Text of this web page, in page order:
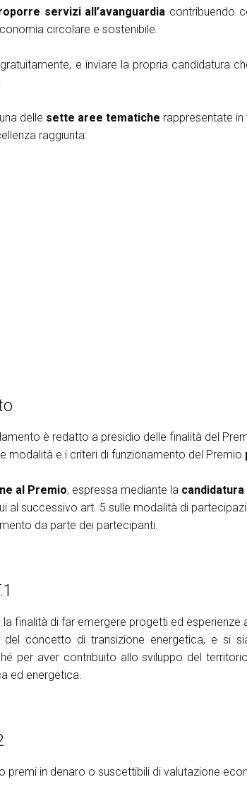
servizi all’avanguardia contribuendo
circolare e sostenibile.
e inviare la propria candidatura
delle sette aree tematiche rappresentate in
raggiunta:
è redatto a presidio delle finalità del
modalità e i criteri di funzionamento del Premio
al Premio, espressa mediante la
al successivo art. 5 sulle modalità di
da parte dei partecipanti.
la finalità di far emergere progetti ed
del concetto di transizione energetica, e si
per aver contribuito allo sviluppo del
ed energetica.
premi in denaro o suscettibili di valutazione